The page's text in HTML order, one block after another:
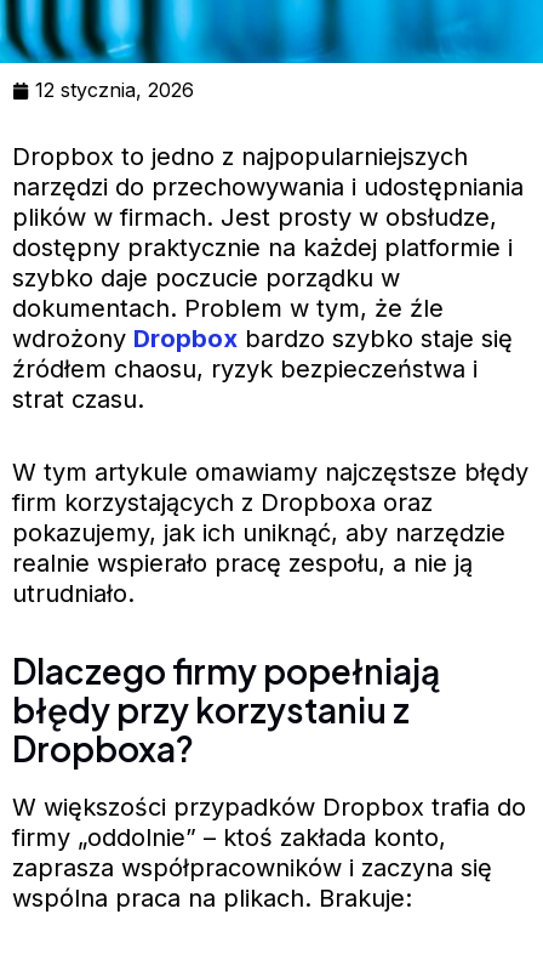
12 stycznia, 2026
Dropbox to jedno z najpopularniejszych
narzędzi do przechowywania i udostępniania
plików w firmach. Jest prosty w obsłudze,
dostępny praktycznie na każdej platformie i
szybko daje poczucie porządku w
dokumentach. Problem w tym, że źle
wdrożony Dropbox bardzo szybko staje się
źródłem chaosu, ryzyk bezpieczeństwa i
strat czasu.
W tym artykule omawiamy najczęstsze błędy
firm korzystających z Dropboxa oraz
pokazujemy, jak ich uniknąć, aby narzędzie
realnie wspierało pracę zespołu, a nie ją
utrudniało.
Dlaczego firmy popełniają
błędy przy korzystaniu z
Dropboxa?
W większości przypadków Dropbox trafia do
firmy „oddolnie” – ktoś zakłada konto,
zaprasza współpracowników i zaczyna się
wspólna praca na plikach. Brakuje: